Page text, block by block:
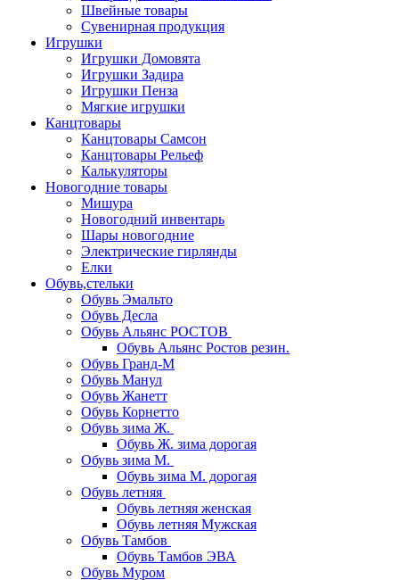
Швейные товары
Сувенирная продукция
Игрушки
Игрушки Домовята
Игрушки Задира
Игрушки Пенза
Мягкие игрушки
Канцтовары
Канцтовары Самсон
Канцтовары Рельеф
Калькуляторы
Новогодние товары
Мишура
Новогодний инвентарь
Шары новогодние
Электрические гирлянды
Елки
Обувь,стельки
Обувь Эмальто
Обувь Десла
Обувь Альянс РОСТОВ
Обувь Альянс Ростов резин.
Обувь Гранд-М
Обувь Манул
Обувь Жанетт
Обувь Корнетто
Обувь зима Ж.
Обувь Ж. зима дорогая
Обувь зима М.
Обувь зима М. дорогая
Обувь летняя
Обувь летняя женская
Обувь летняя Мужская
Обувь Тамбов
Обувь Тамбов ЭВА
Обувь Муром